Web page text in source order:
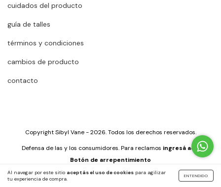
Al navegar por este sitio aceptás el uso de cookies para agilizar
tu experiencia de compra.
ENTENDIDO
cuidados del producto
guía de talles
términos y condiciones
cambios de producto
contacto
Copyright Sibyl Vane - 2026. Todos los derechos reservados.
Defensa de las y los consumidores. Para reclamos ingresá acá.
Botón de arrepentimiento